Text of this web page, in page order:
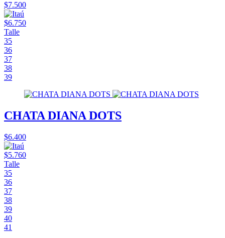
$7.500
$6.750
Talle
35
36
37
38
39
CHATA DIANA DOTS
$6.400
$5.760
Talle
35
36
37
38
39
40
41